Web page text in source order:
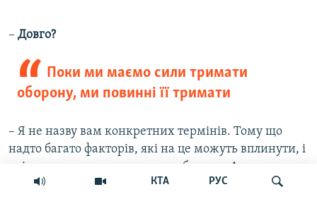
КТА РУС
– Довго?
Поки ми маємо сили тримати
оборону, ми повинні її тримати
– Я не назву вам конкретних термінів. Тому що
надто багато факторів, які на це можуть вплинути, і
які ми не можемо зараз передбачити. Але поки ми
маємо сили тримати оборону, ми повинні її